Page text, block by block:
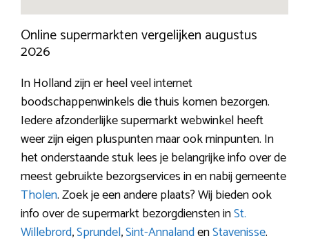
Online supermarkten vergelijken augustus
2026
In Holland zijn er heel veel internet
boodschappenwinkels die thuis komen bezorgen.
Iedere afzonderlijke supermarkt webwinkel heeft
weer zijn eigen pluspunten maar ook minpunten. In
het onderstaande stuk lees je belangrijke info over de
meest gebruikte bezorgservices in en nabij gemeente
Tholen. Zoek je een andere plaats? Wij bieden ook
info over de supermarkt bezorgdiensten inSt.
Willebrord,Sprundel,Sint-AnnalandenStavenisse.